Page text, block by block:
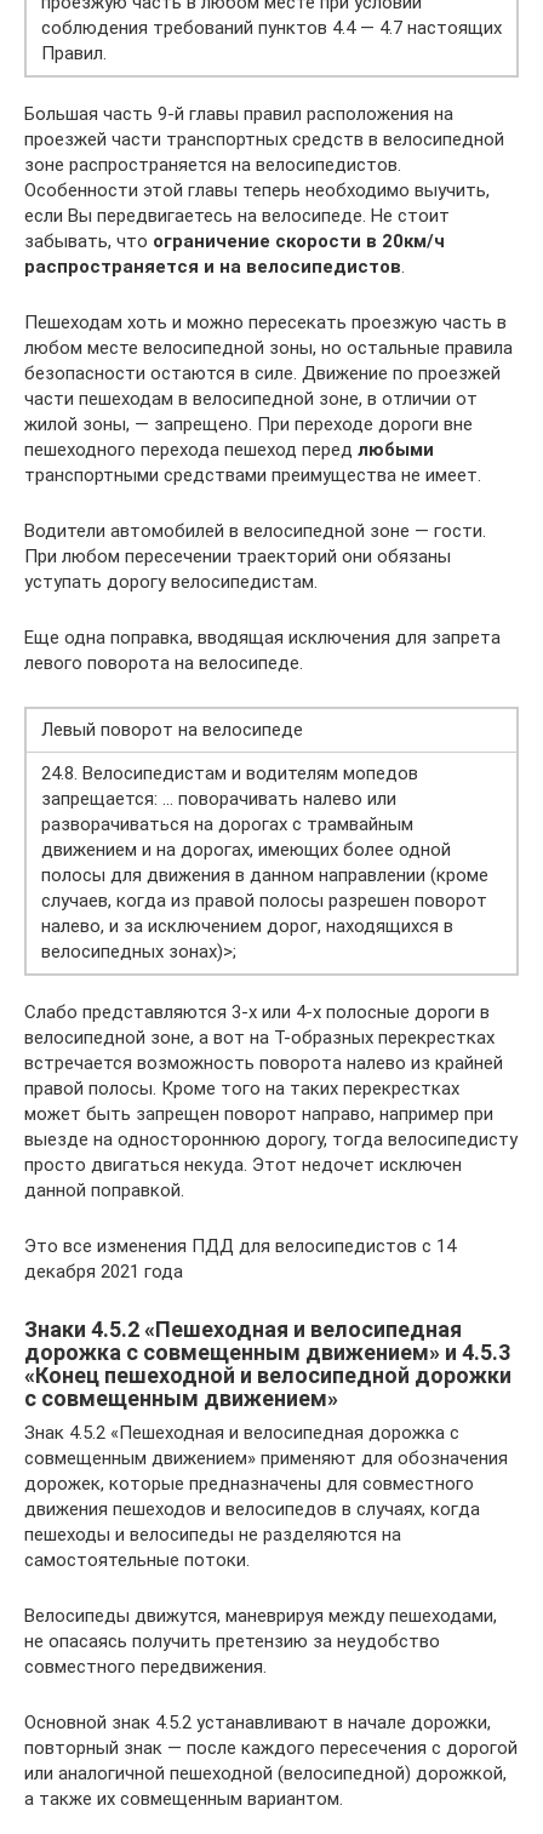
соблюдения требований пунктов 4.4 — 4.7 настоящих
Правил.
Большая часть 9-й главы правил расположения на
проезжей части транспортных средств в велосипедной
зоне распространяется на велосипедистов.
Особенности этой главы теперь необходимо выучить,
если Вы передвигаетесь на велосипеде. Не стоит
забывать, что ограничение скорости в 20км/ч
распространяется и на велосипедистов.
Пешеходам хоть и можно пересекать проезжую часть в
любом месте велосипедной зоны, но остальные правила
безопасности остаются в силе. Движение по проезжей
части пешеходам в велосипедной зоне, в отличии от
жилой зоны, — запрещено. При переходе дороги вне
пешеходного перехода пешеход перед любыми
транспортными средствами преимущества не имеет.
Водители автомобилей в велосипедной зоне — гости.
При любом пересечении траекторий они обязаны
уступать дорогу велосипедистам.
Еще одна поправка, вводящая исключения для запрета
левого поворота на велосипеде.
Левый поворот на велосипеде
24.8. Велосипедистам и водителям мопедов
запрещается: … поворачивать налево или
разворачиваться на дорогах с трамвайным
движением и на дорогах, имеющих более одной
полосы для движения в данном направлении (кроме
случаев, когда из правой полосы разрешен поворот
налево, и за исключением дорог, находящихся в
велосипедных зонах)>;
Слабо представляются 3-х или 4-х полосные дороги в
велосипедной зоне, а вот на Т-образных перекрестках
встречается возможность поворота налево из крайней
правой полосы. Кроме того на таких перекрестках
может быть запрещен поворот направо, например при
выезде на одностороннюю дорогу, тогда велосипедисту
просто двигаться некуда. Этот недочет исключен
данной поправкой.
Это все изменения ПДД для велосипедистов с 14
декабря 2021 года
Знаки 4.5.2 «Пешеходная и велосипедная
дорожка с совмещенным движением» и 4.5.3
«Конец пешеходной и велосипедной дорожки
с совмещенным движением»
Знак 4.5.2 «Пешеходная и велосипедная дорожка с
совмещенным движением» применяют для обозначения
дорожек, которые предназначены для совместного
движения пешеходов и велосипедов в случаях, когда
пешеходы и велосипеды не разделяются на
самостоятельные потоки.
Велосипеды движутся, маневрируя между пешеходами,
не опасаясь получить претензию за неудобство
совместного передвижения.
Основной знак 4.5.2 устанавливают в начале дорожки,
повторный знак — после каждого пересечения с дорогой
или аналогичной пешеходной (велосипедной) дорожкой,
а также их совмещенным вариантом.